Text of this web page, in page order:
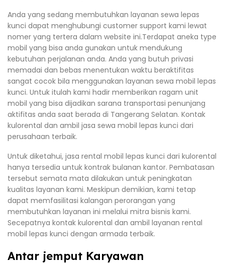
Anda yang sedang membutuhkan layanan sewa lepas
kunci dapat menghubungi customer support kami lewat
nomer yang tertera dalam website ini.Terdapat aneka type
mobil yang bisa anda gunakan untuk mendukung
kebutuhan perjalanan anda. Anda yang butuh privasi
memadai dan bebas menentukan waktu beraktifitas
sangat cocok bila menggunakan layanan sewa mobil lepas
kunci. Untuk itulah kami hadir memberikan ragam unit
mobil yang bisa dijadikan sarana transportasi penunjang
aktifitas anda saat berada di Tangerang Selatan. Kontak
kulorental dan ambil jasa sewa mobil lepas kunci dari
perusahaan terbaik.
Untuk diketahui, jasa rental mobil lepas kunci dari kulorental
hanya tersedia untuk kontrak bulanan kantor. Pembatasan
tersebut semata mata dilakukan untuk peningkatan
kualitas layanan kami. Meskipun demikian, kami tetap
dapat memfasilitasi kalangan perorangan yang
membutuhkan layanan ini melalui mitra bisnis kami.
Secepatnya kontak kulorental dan ambil layanan rental
mobil lepas kunci dengan armada terbaik.
Antar jemput Karyawan